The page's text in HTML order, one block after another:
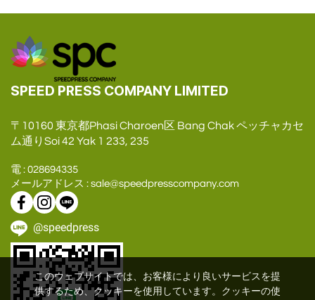
このウェブサイトでは、お客様により良いサービスを提
供するため、クッキーを使用しています。クッキーの使
SPEED PRESS COMPANY LIMITED
〒10160 東京都Phasi Charoen区 Bang Chak ペッチャカセ
ム通りSoi 42 Yak 1 233, 235
電 : 028694335
メールアドレス : sale@speedpresscompany.com
@speedpress